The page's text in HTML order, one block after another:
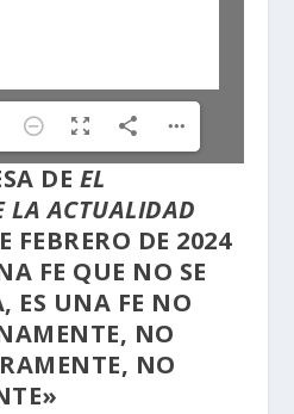
DE EL
LA ACTUALIDAD
FEBRERO DE 2024
FE QUE NO SE
ES UNA FE NO
NO
NO